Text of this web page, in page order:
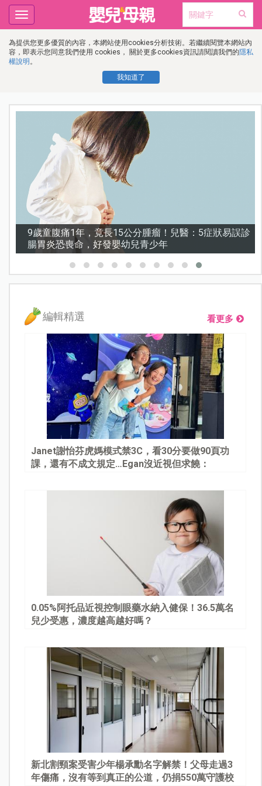
為提供您更多優質的內容，本網站使用cookies分析技術。若繼續閱覽本網站內
容，即表示您同意我們使用 cookies， 關於更多cookies資訊請閱讀我們的隱私
權說明 。
我知道了
Toggle
navigation
謝沛恩︱挺孕肚甜喊「想生五個」！孕期照樣睡地板，
甜曝老公「摔斷手」反變求婚契機
編輯精選 看更多
Janet謝怡芬虎媽模式禁3C，看30分要做90頁功
課，還有不成文規定…Egan沒近視但求饒：
0.05%阿托品近視控制眼藥水納入健保！36.5萬名
兒少受惠，濃度越高越好嗎？
新北割頸案受害少年楊承勳名字解禁！父母走過3
年傷痛，沒有等到真正的公道，仍捐550萬守護校